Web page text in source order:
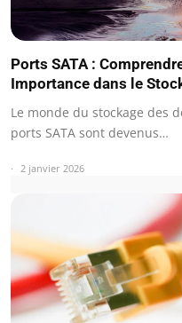
Ports SATA :
Importance dans le
Le monde du stockage des
ports SATA sont devenus…
2 janvier 2026